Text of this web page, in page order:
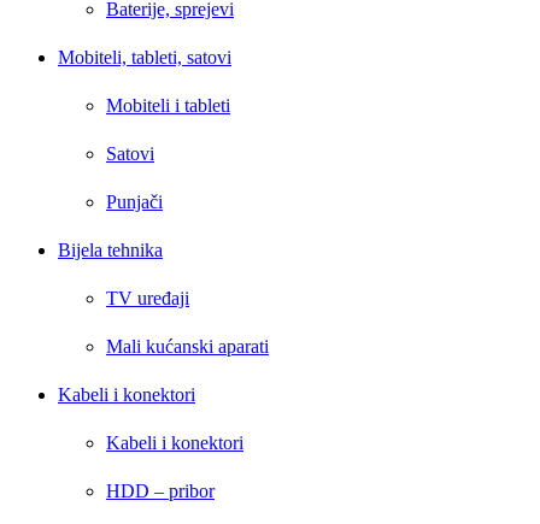
Baterije, sprejevi
Mobiteli, tableti, satovi
Mobiteli i tableti
Satovi
Punjači
Bijela tehnika
TV uređaji
Mali kućanski aparati
Kabeli i konektori
Kabeli i konektori
HDD – pribor